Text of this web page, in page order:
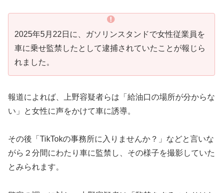
2025年5月22日に、ガソリンスタンドで女性従業員を
車に乗せ監禁したとして逮捕されていたことが報じら
れました。
報道によれば、上野容疑者らは「給油口の場所が分からな
い」と女性に声をかけて車に誘導。
その後「TikTokの事務所に入りませんか？」などと言いな
がら２分間にわたり車に監禁し、その様子を撮影していた
とみられます。